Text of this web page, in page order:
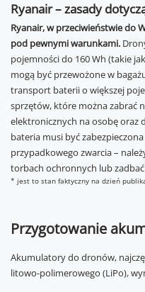
Ryanair – zasady
Ryanair, w przeciwieństwie do
pod pewnymi warunkami.
pojemności do 160 Wh (takie
mogą być przewożone w
transport baterii o większej
sprzętów, które można zabrać
elektronicznych na osobę oraz
bateria musi być
przypadkowego zwarcia –
torbach ochronnych lub
* jest to stan faktyczny na dzień
Przygotowanie
Akumulatory do dronów,
litowo-polimerowego (LiPo),